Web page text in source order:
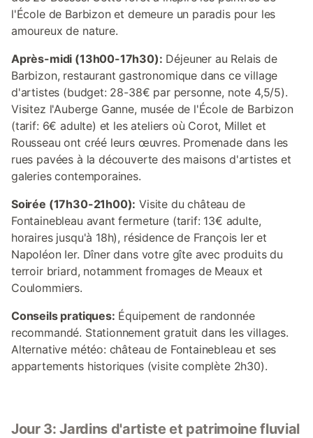
l'École de Barbizon et demeure un paradis pour les
amoureux de nature.
Après-midi (13h00-17h30): Déjeuner au Relais de
Barbizon, restaurant gastronomique dans ce village
d'artistes (budget: 28-38€ par personne, note 4,5/5).
Visitez l'Auberge Ganne, musée de l'École de Barbizon
(tarif: 6€ adulte) et les ateliers où Corot, Millet et
Rousseau ont créé leurs œuvres. Promenade dans les
rues pavées à la découverte des maisons d'artistes et
galeries contemporaines.
Soirée (17h30-21h00): Visite du château de
Fontainebleau avant fermeture (tarif: 13€ adulte,
horaires jusqu'à 18h), résidence de François Ier et
Napoléon Ier. Dîner dans votre gîte avec produits du
terroir briard, notamment fromages de Meaux et
Coulommiers.
Conseils pratiques: Équipement de randonnée
recommandé. Stationnement gratuit dans les villages.
Alternative météo: château de Fontainebleau et ses
appartements historiques (visite complète 2h30).
Jour 3: Jardins d'artiste et patrimoine fluvial